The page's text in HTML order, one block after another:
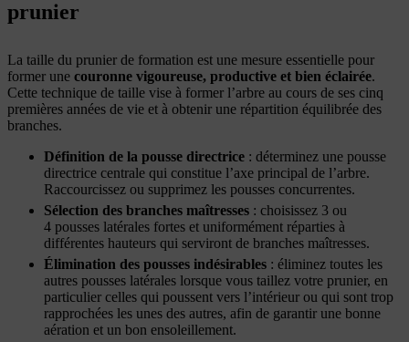
prunier
La taille du prunier de formation est une mesure essentielle pour
former une couronne vigoureuse, productive et bien éclairée.
Cette technique de taille vise à former l’arbre au cours de ses cinq
premières années de vie et à obtenir une répartition équilibrée des
branches.
Définition de la pousse directrice : déterminez une pousse
directrice centrale qui constitue l’axe principal de l’arbre.
Raccourcissez ou supprimez les pousses concurrentes.
Sélection des branches maîtresses : choisissez 3 ou
4 pousses latérales fortes et uniformément réparties à
différentes hauteurs qui serviront de branches maîtresses.
Élimination des pousses indésirables : éliminez toutes les
autres pousses latérales lorsque vous taillez votre prunier, en
particulier celles qui poussent vers l’intérieur ou qui sont trop
rapprochées les unes des autres, afin de garantir une bonne
aération et un bon ensoleillement.